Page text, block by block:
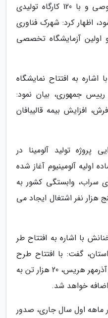
کفش تبریز توسط بخش خصوصی و با 120 کارگاه تولیدی
اظهار کرد: شهرک فناوری
آزمایشگاه تخصصی
به افتتاح نمایشگاه
جمهوری، بیان نمود:
افزایش بیمه قالیبافان
پروژه تولید آلومینا در
اولیه آلومینیوم آغاز شده
سراب، وابستگی کشور به
هزار نفر اشتغال ایجاد می
با اشاره به افتتاح طر
گفت: با افتتاح طرح
تولید شیشه و بطری شیشه ای آذرمهر هریس، 20 هزار تن به
خواهد شد.
ماهه اول سال جاری، صدور